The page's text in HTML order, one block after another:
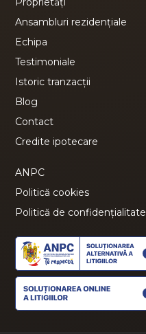
Ansambluri rezidențiale
Echipa
Testimoniale
Istoric tranzacții
Blog
Contact
Credite ipotecare
ANPC
Politică cookies
Politică de confidențialitate